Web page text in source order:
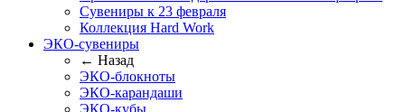
Сувениры к 23 февраля
Коллекция Hard Work
ЭКО-сувениры
← Назад
ЭКО-блокноты
ЭКО-карандаши
ЭКО-кубы